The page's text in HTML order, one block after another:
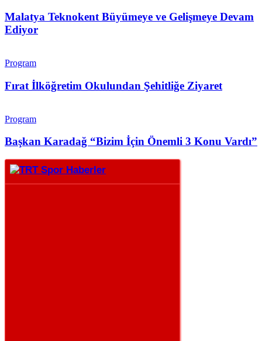
Malatya Teknokent Büyümeye ve Gelişmeye Devam
Ediyor
Program
Fırat İlköğretim Okulundan Şehitliğe Ziyaret
Program
Başkan Karadağ “Bizim İçin Önemli 3 Konu Vardı”